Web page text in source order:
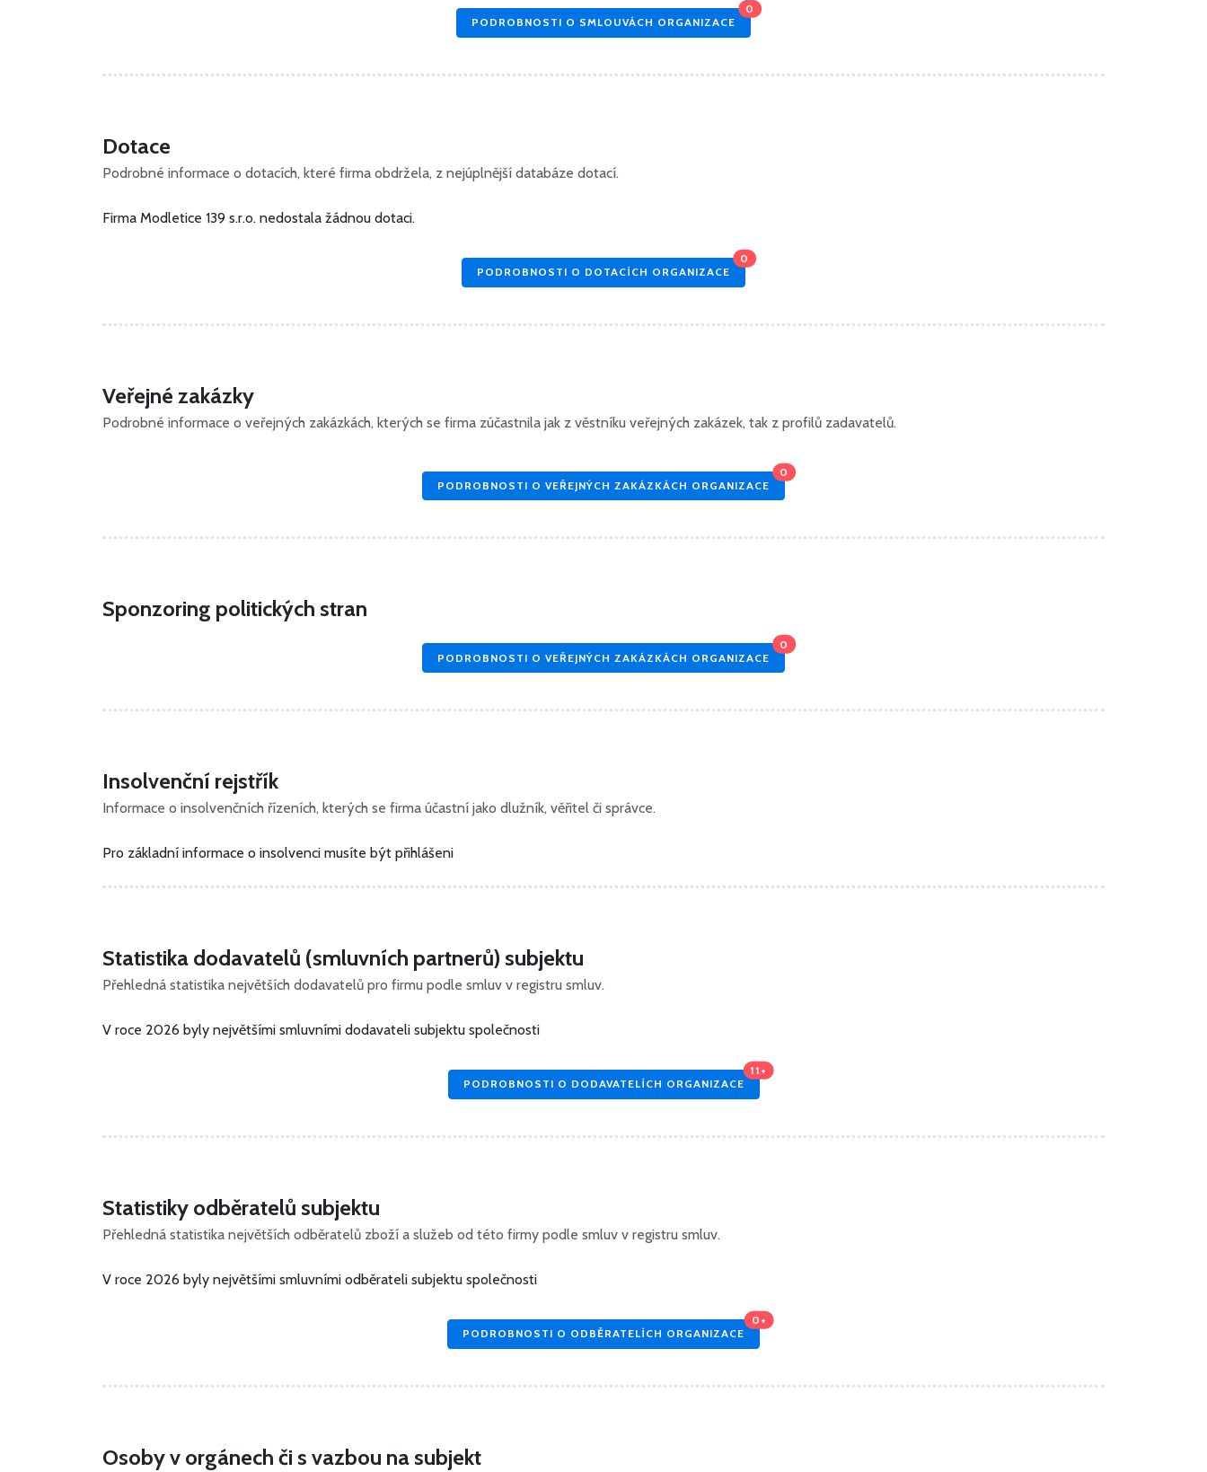
PODROBNOSTI O SMLOUVÁCH ORGANIZACE
0
Dotace
Podrobné informace o dotacích, které firma obdržela, z nejúplnější databáze dotací.
Firma Modletice 139 s.r.o. nedostala žádnou dotaci.
PODROBNOSTI O DOTACÍCH ORGANIZACE
0
Veřejné zakázky
Podrobné informace o veřejných zakázkách, kterých se firma zúčastnila jak z věstníku veřejných zakázek, tak z profilů zadavatelů.
PODROBNOSTI O VEŘEJNÝCH ZAKÁZKÁCH ORGANIZACE
0
Sponzoring politických stran
PODROBNOSTI O VEŘEJNÝCH ZAKÁZKÁCH ORGANIZACE
0
Insolvenční rejstřík
Informace o insolvenčních řízeních, kterých se firma účastní jako dlužník, věřitel či správce.
Pro základní informace o insolvenci musíte být přihlášeni
Statistika dodavatelů (smluvních partnerů) subjektu
Přehledná statistika největších dodavatelů pro firmu podle smluv v registru smluv.
V roce 2026 byly největšími smluvními dodavateli subjektu společnosti
PODROBNOSTI O DODAVATELÍCH ORGANIZACE
11+
Statistiky odběratelů subjektu
Přehledná statistika největších odběratelů zboží a služeb od této firmy podle smluv v registru smluv.
V roce 2026 byly největšími smluvními odběrateli subjektu společnosti
PODROBNOSTI O ODBĚRATELÍCH ORGANIZACE
0+
Osoby v orgánech či s vazbou na subjekt